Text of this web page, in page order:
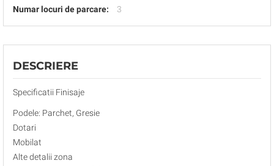
Numar locuri de parcare:
3
DESCRIERE
Specificatii Finisaje
Podele: Parchet, Gresie
Dotari
Mobilat
Alte detalii zona